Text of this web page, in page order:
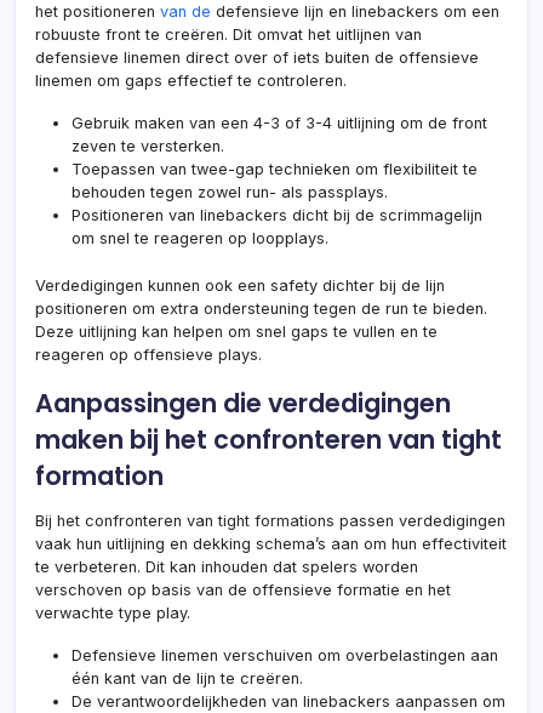
het positioneren van de defensieve lijn en linebackers om een
robuuste front te creëren. Dit omvat het uitlijnen van
defensieve linemen direct over of iets buiten de offensieve
linemen om gaps effectief te controleren.
Gebruik maken van een 4-3 of 3-4 uitlijning om de front
zeven te versterken.
Toepassen van twee-gap technieken om flexibiliteit te
behouden tegen zowel run- als passplays.
Positioneren van linebackers dicht bij de scrimmagelijn
om snel te reageren op loopplays.
Verdedigingen kunnen ook een safety dichter bij de lijn
positioneren om extra ondersteuning tegen de run te bieden.
Deze uitlijning kan helpen om snel gaps te vullen en te
reageren op offensieve plays.
Aanpassingen die verdedigingen
maken bij het confronteren van tight
formation
Bij het confronteren van tight formations passen verdedigingen
vaak hun uitlijning en dekking schema’s aan om hun effectiviteit
te verbeteren. Dit kan inhouden dat spelers worden
verschoven op basis van de offensieve formatie en het
verwachte type play.
Defensieve linemen verschuiven om overbelastingen aan
één kant van de lijn te creëren.
De verantwoordelijkheden van linebackers aanpassen om